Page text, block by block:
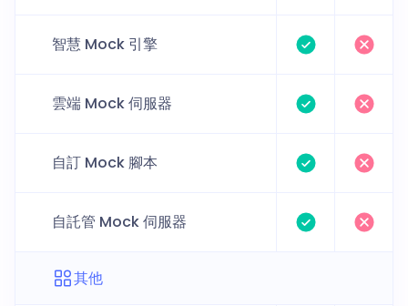
智慧 Mock 引擎
雲端 Mock 伺服器
自訂 Mock 腳本
自託管 Mock 伺服器
其他